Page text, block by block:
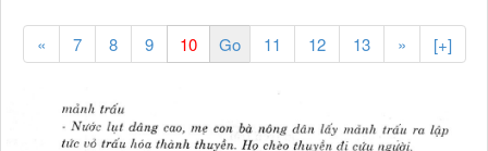
« 7 8 9 11 12 13 » [+]